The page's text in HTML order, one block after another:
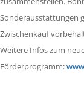
Sonderausstattungen
Zwischenkauf
Weitere Infos zum
Förderprogramm: